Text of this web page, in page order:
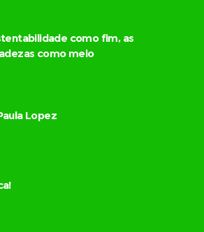
como fim, as
como meio
Lopez